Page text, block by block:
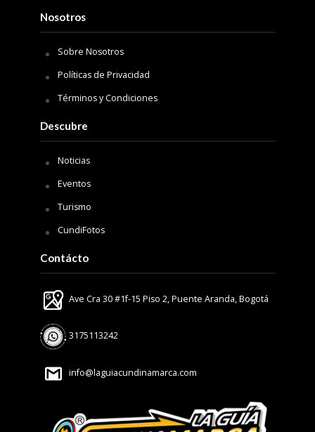
Nosotros
Sobre Nosotros
Políticas de Privacidad
Términos y Condiciones
Descubre
Noticias
Eventos
Turismo
CundiFotos
Contácto
Ave Cra 30 #1f-15 Piso 2, Puente Aranda, Bogotá
3175113242
info@laguiacundinamarca.com